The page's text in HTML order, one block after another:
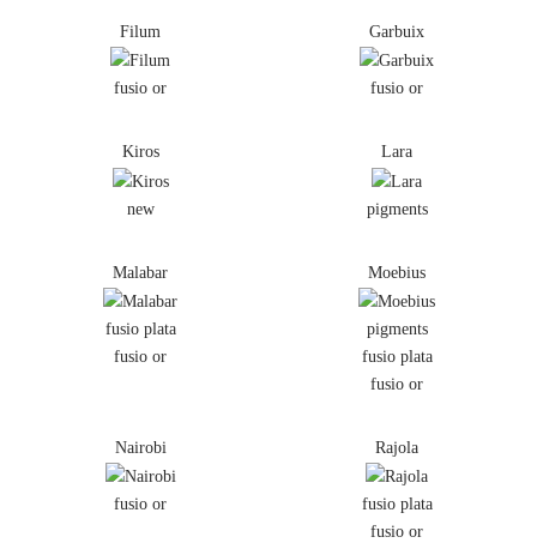
Filum
fusio or
Garbuix
fusio or
Kiros
new
Lara
pigments
Malabar
fusio plata
fusio or
Moebius
pigments
fusio plata
fusio or
Nairobi
fusio or
Rajola
fusio plata
fusio or